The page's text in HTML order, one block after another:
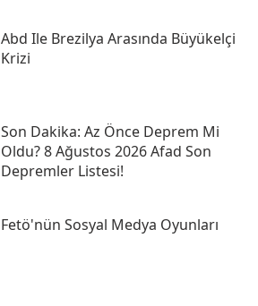
Abd Ile Brezilya Arasında Büyükelçi
Krizi
Son Daki̇ka: Az Önce Deprem Mi
Oldu? 8 Ağustos 2026 Afad Son
Depremler Listesi!
Fetö'nün Sosyal Medya Oyunları